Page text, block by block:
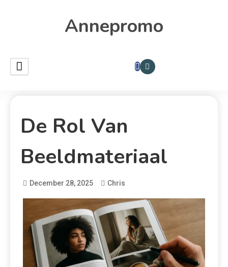
Annepromo
De Rol Van
Beeldmateriaal
December 28, 2025 Chris